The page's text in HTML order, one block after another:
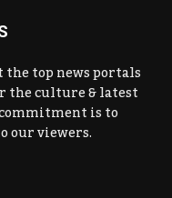
top news portals
the culture & latest
is to
our viewers.